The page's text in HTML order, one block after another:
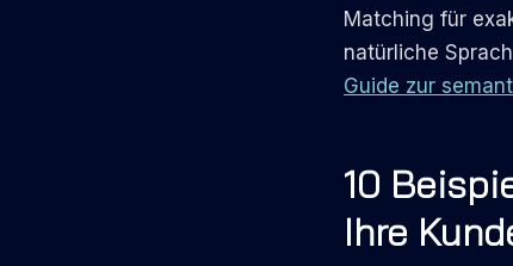
Matching für
natürliche
Guide zur
10
Ihre